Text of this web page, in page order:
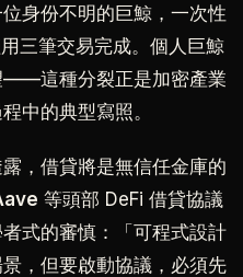
身份不明的巨鯨，一次性
三筆交易完成。個人巨鯨
——這種分裂正是加密產業
中的典型寫照。
，借貸將是無信任金庫的
等頭部 DeFi 借貸協議
式的審慎：「可程式設計
，但要啟動協議，必須先